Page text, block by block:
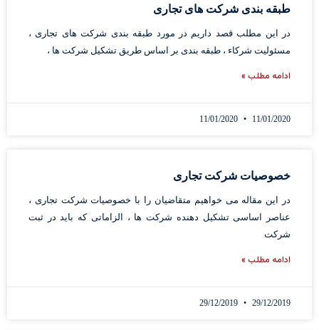
طبقه بندی شرکت های تجاری
در این مطلب قصد داریم در مورد طبقه بندی شرکت های تجاری ،
مسئولیت شرکاء ، طبقه بندی بر اساس طریق تشکیل شرکت ها ،
ادامه مطلب »
11/01/2020
خصوصیات شرکت تجاری
در این مقاله می خواهیم متقاضیان را با خصوصیات شرکت تجاری ،
عناصر اساسی تشکیل دهنده شرکت ها ، الزاماتی که باید در ثبت
شرکت
ادامه مطلب »
29/12/2019